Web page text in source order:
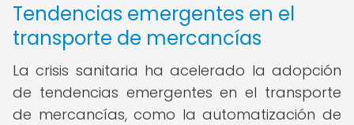
Tendencias emergentes en el
transporte de mercancías
La crisis sanitaria ha acelerado la adopción
de tendencias emergentes en el transporte
de mercancías, como la automatización de